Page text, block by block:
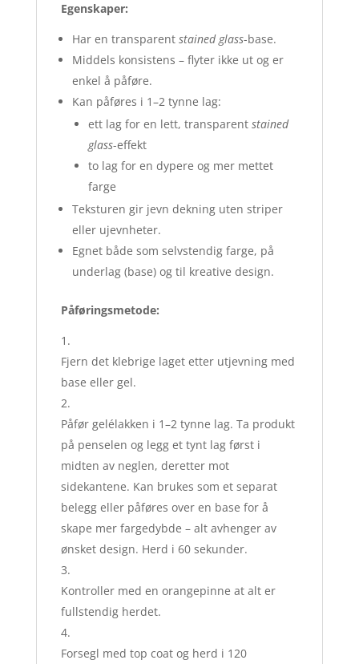
Egenskaper:
Har en transparent stained glass-base.
Middels konsistens – flyter ikke ut og er
enkel å påføre.
Kan påføres i 1–2 tynne lag:
ett lag for en lett, transparent stained
glass-effekt
to lag for en dypere og mer mettet
farge
Teksturen gir jevn dekning uten striper
eller ujevnheter.
Egnet både som selvstendig farge, på
underlag (base) og til kreative design.
Påføringsmetode:
Fjern det klebrige laget etter utjevning med
base eller gel.
Påfør gelélakken i 1–2 tynne lag. Ta produkt
på penselen og legg et tynt lag først i
midten av neglen, deretter mot
sidekantene. Kan brukes som et separat
belegg eller påføres over en base for å
skape mer fargedybde – alt avhenger av
ønsket design. Herd i 60 sekunder.
Kontroller med en orangepinne at alt er
fullstendig herdet.
Forsegl med top coat og herd i 120